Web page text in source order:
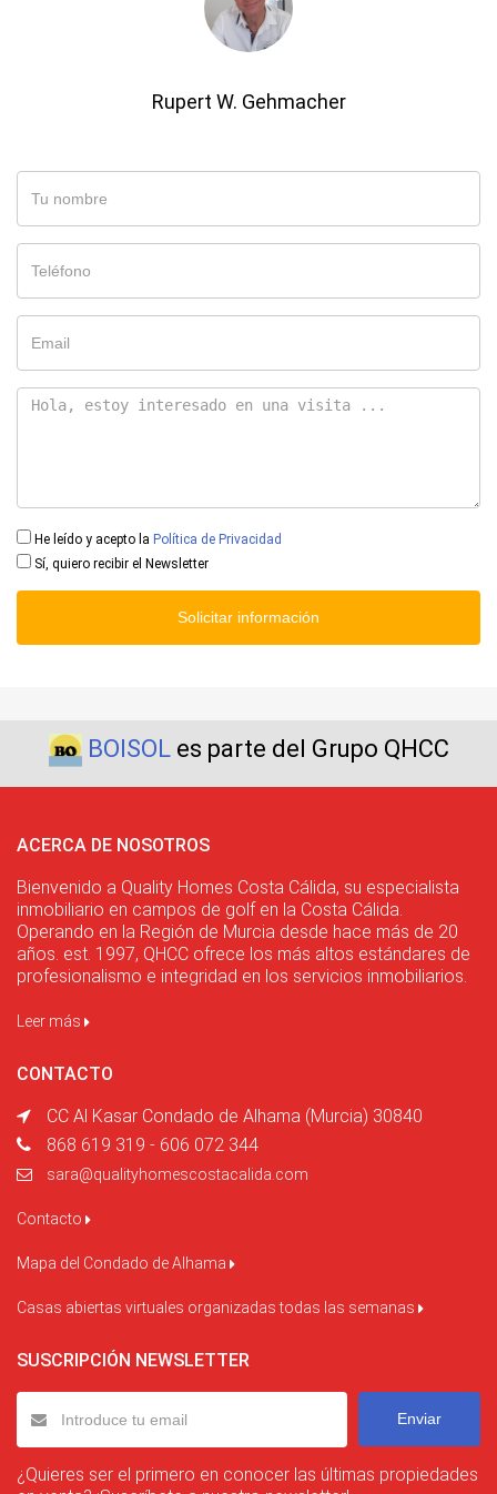
Rupert W. Gehmacher
He leído y acepto la Política de Privacidad
Sí, quiero recibir el Newsletter
Solicitar información
BOISOLes parte del Grupo QHCC
ACERCA DE NOSOTROS
Bienvenido a Quality Homes Costa Cálida, su especialista
inmobiliario en campos de golf en la Costa Cálida.
Operando en la Región de Murcia desde hace más de 20
años. est. 1997, QHCC ofrece los más altos estándares de
profesionalismo e integridad en los servicios inmobiliarios.
Leer más
CONTACTO
CC Al Kasar Condado de Alhama (Murcia) 30840
868 619 319 - 606 072 344
sara@qualityhomescostacalida.com
Contacto
Mapa del Condado de Alhama
Casas abiertas virtuales organizadas todas las semanas
SUSCRIPCIÓN NEWSLETTER
Enviar
¿Quieres ser el primero en conocer las últimas propiedades